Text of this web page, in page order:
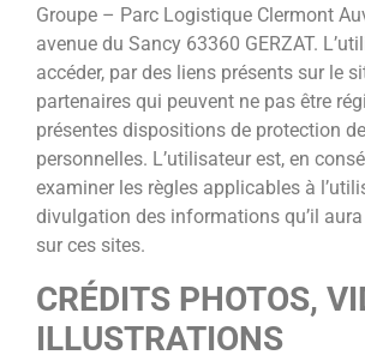
Groupe – Parc Logistique Clermont
avenue du Sancy 63360 GERZAT.
accéder, par des liens présents sur le
partenaires qui peuvent ne pas être
présentes dispositions de protection
personnelles. L’utilisateur est, en
examiner les règles applicables à
divulgation des informations qu’il
sur ces sites.
CRÉDITS PHOTOS,
ILLUSTRATIONS